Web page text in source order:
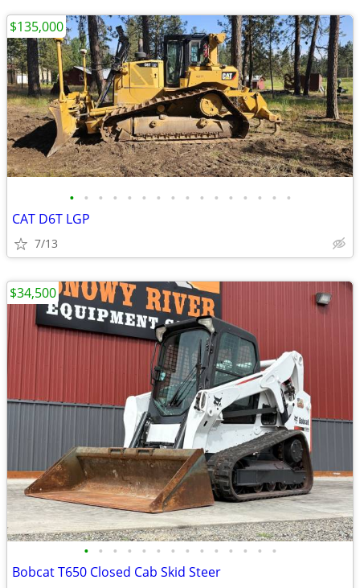
• • • • • • • • • • • • • • • •
CAT D6T LGP
7/13
$135,000
• • • • • • • • • • • • • •
Bobcat T650 Closed Cab Skid Steer
$34,500